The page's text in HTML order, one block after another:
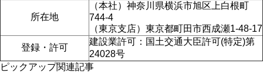
所在地
（本社）神奈川県横浜市旭区上白根町
744-4
（東京支店）東京都町田市西成瀬1-48-17
登録・許可
建設業許可：国土交通大臣許可(特定)第
24028号
ピックアップ関連記事